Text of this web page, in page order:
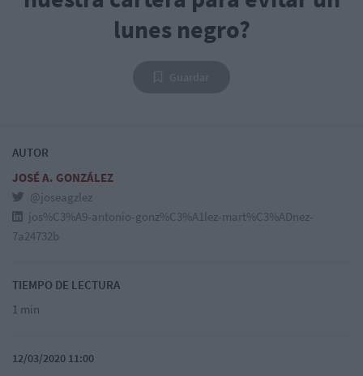
lunes negro?
AUTOR
JOSÉ A. GONZÁLEZ
@joseagzlez
jos%C3%A9-antonio-gonz%C3%A1lez-mart%C3%ADnez-
7a24732b
TIEMPO DE LECTURA
1 min
12/03/2020 11:00